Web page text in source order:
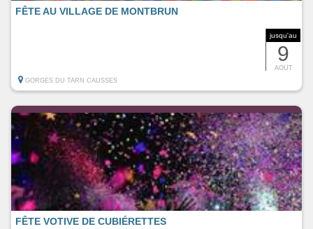
jusqu'au
9
AOUT
FÊTE AU VILLAGE DE MONTBRUN
GORGES DU TARN CAUSSES
FÊTE VOTIVE DE CUBIÉRETTES